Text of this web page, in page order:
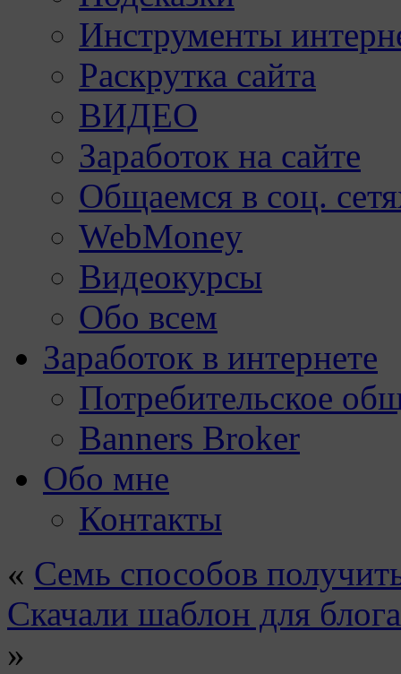
Инструменты
Раскрутка сайта
ВИДЕО
Заработок на сайте
Общаемся в соц.
WebMoney
Видеокурсы
Обо всем
Заработок в интернете
Потребительское
Banners Broker
Обо мне
Контакты
« Семь способов
Скачали шаблон для
»